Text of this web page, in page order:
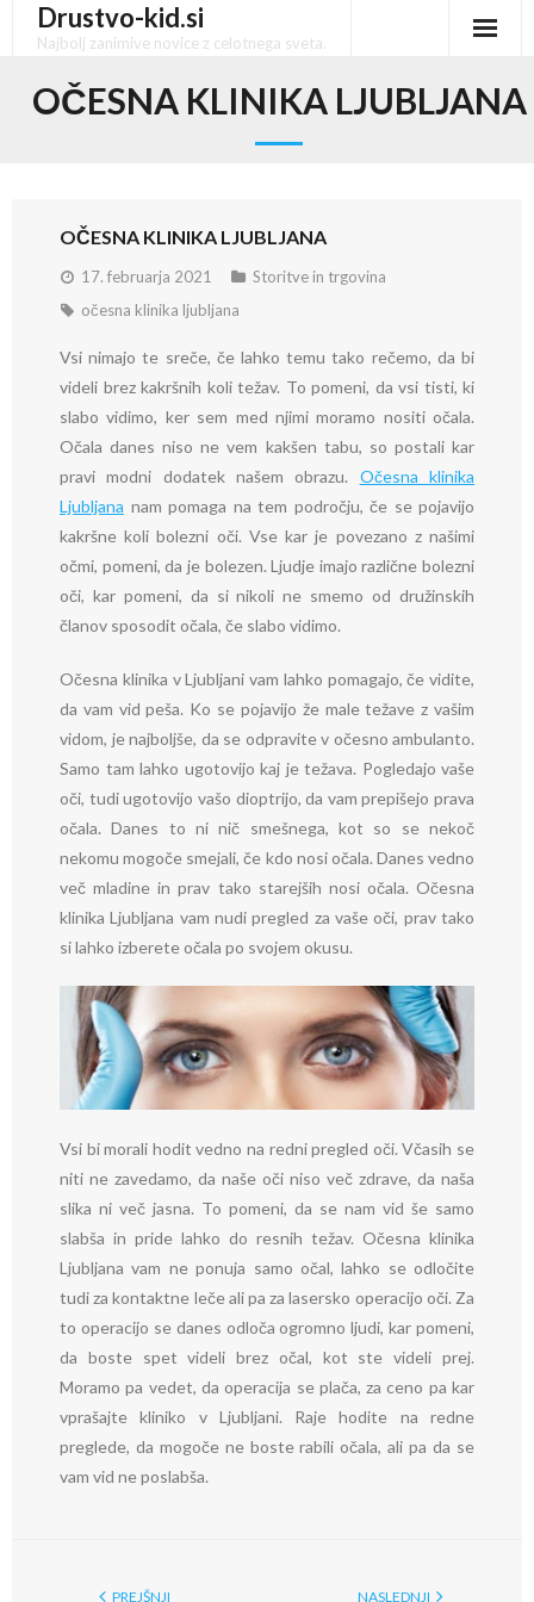
Drustvo-kid.si
Najbolj zanimive novice z celotnega sveta.
OČESNA KLINIKA LJUBLJANA
OČESNA KLINIKA LJUBLJANA
17. februarja 2021
Storitve in trgovina
očesna klinika ljubljana
Vsi nimajo te sreče, če lahko temu tako rečemo, da bi
videli brez kakršnih koli težav. To pomeni, da vsi tisti, ki
slabo vidimo, ker sem med njimi moramo nositi očala.
Očala danes niso ne vem kakšen tabu, so postali kar
pravi modni dodatek našem obrazu. Očesna klinika
Ljubljana nam pomaga na tem področju, če se pojavijo
kakršne koli bolezni oči. Vse kar je povezano z našimi
očmi, pomeni, da je bolezen. Ljudje imajo različne bolezni
oči, kar pomeni, da si nikoli ne smemo od družinskih
članov sposodit očala, če slabo vidimo.
Očesna klinika v Ljubljani vam lahko pomagajo, če vidite,
da vam vid peša. Ko se pojavijo že male težave z vašim
vidom, je najboljše, da se odpravite v očesno ambulanto.
Samo tam lahko ugotovijo kaj je težava. Pogledajo vaše
oči, tudi ugotovijo vašo dioptrijo, da vam prepišejo prava
očala. Danes to ni nič smešnega, kot so se nekoč
nekomu mogoče smejali, če kdo nosi očala. Danes vedno
več mladine in prav tako starejših nosi očala. Očesna
klinika Ljubljana vam nudi pregled za vaše oči, prav tako
si lahko izberete očala po svojem okusu.
Vsi bi morali hodit vedno na redni pregled oči. Včasih se
niti ne zavedamo, da naše oči niso več zdrave, da naša
slika ni več jasna. To pomeni, da se nam vid še samo
slabša in pride lahko do resnih težav. Očesna klinika
Ljubljana vam ne ponuja samo očal, lahko se odločite
tudi za kontaktne leče ali pa za lasersko operacijo oči. Za
to operacijo se danes odloča ogromno ljudi, kar pomeni,
da boste spet videli brez očal, kot ste videli prej.
Moramo pa vedet, da operacija se plača, za ceno pa kar
vprašajte kliniko v Ljubljani. Raje hodite na redne
preglede, da mogoče ne boste rabili očala, ali pa da se
vam vid ne poslabša.
PREJŠNJI NASLEDNJI